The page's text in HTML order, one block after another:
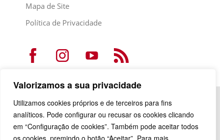
Valorizamos a sua privacidade
Utilizamos cookies próprios e de terceiros para fins
analíticos. Pode configurar ou recusar os cookies clicando
em “Configuração de cookies”. Também pode aceitar todos
os cookies, premindo o botão “Aceitar”. Para mais
Mapa de Site
Política de Privacidade